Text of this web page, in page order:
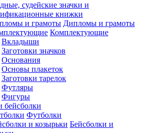
судейские значки и
книжки
Дипломы и грамоты
Комплектующие
Вкладыши
Заготовки значков
Основания
Основы плакеток
Заготовки тарелок
Футляры
Фигуры
бейсболки
Футболки
Бейсболки и